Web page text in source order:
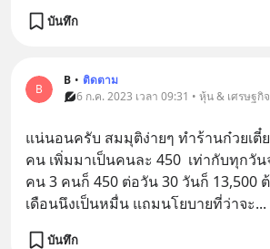
บันทึก
B
B • ติดตาม
6 ก.ค. 2023 เวลา 09:31 • หุ้น & เศรษฐกิจ
แน่นอนครับ สมมุติง่ายๆ ทำร้านก๋วยเตี๋
คน เพิ่มมาเป็นคนละ 450  เท่ากับทุกวัน
คน 3 คนก็ 450 ต่อวัน 30 วันก็ 13,500
เดือนนึงเป็นหมื่น แถมนโยบายที่ว่าจะ...
บันทึก